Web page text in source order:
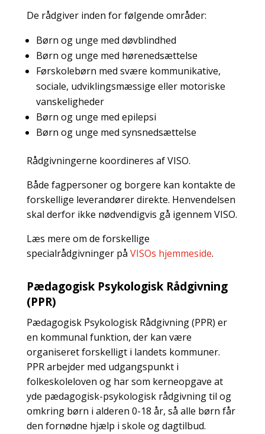
De rådgiver inden for følgende områder:
Børn og unge med døvblindhed
Børn og unge med hørenedsættelse
Førskolebørn med svære kommunikative,
sociale, udviklingsmæssige eller motoriske
vanskeligheder
Børn og unge med epilepsi
Børn og unge med synsnedsættelse
Rådgivningerne koordineres af VISO.
Både fagpersoner og borgere kan kontakte de
forskellige leverandører direkte. Henvendelsen
skal derfor ikke nødvendigvis gå igennem VISO.
Læs mere om de forskellige
specialrådgivninger på VISOs hjemmeside.
Pædagogisk Psykologisk Rådgivning
(PPR)
Pædagogisk Psykologisk Rådgivning (PPR) er
en kommunal funktion, der kan være
organiseret forskelligt i landets kommuner.
PPR arbejder med udgangspunkt i
folkeskoleloven og har som kerneopgave at
yde pædagogisk-psykologisk rådgivning til og
omkring børn i alderen 0-18 år, så alle børn får
den fornødne hjælp i skole og dagtilbud.